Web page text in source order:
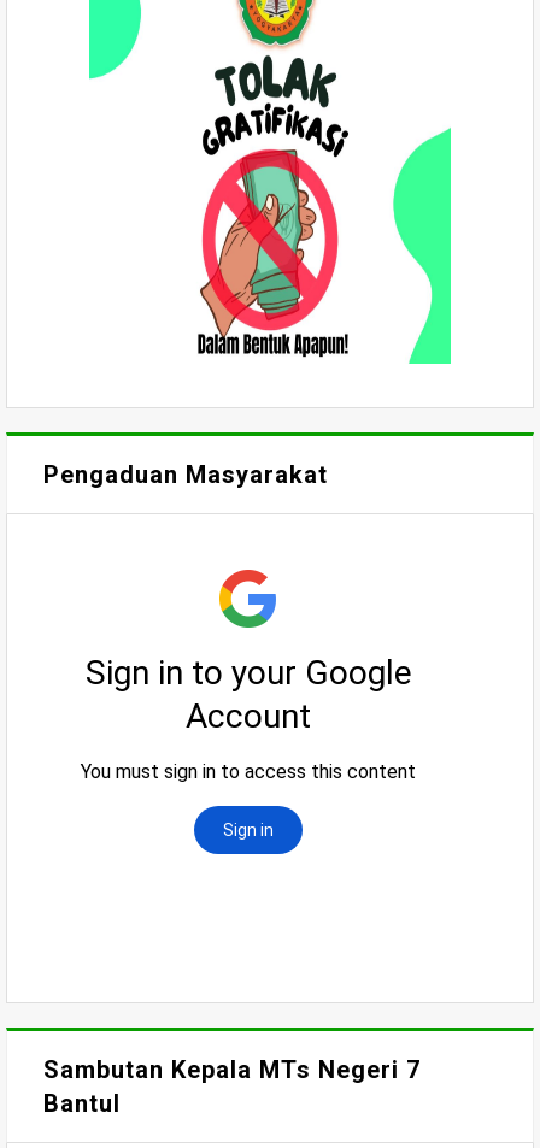
Pengaduan Masyarakat
Sambutan Kepala MTs Negeri 7
Bantul